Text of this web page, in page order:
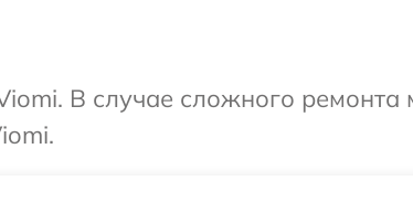
В случае сложного ремонта